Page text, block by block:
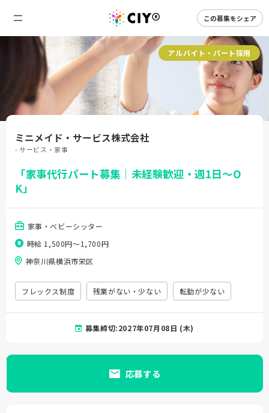
この募集をシェア
アルバイト・パート採用
ミニメイド・サービス株式会社
- サービス・家事
「家事代行パート募集｜未経験歓迎・週1日～O
K」
家事・ベビーシッター
時給 1,500円〜1,700円
神奈川県横浜市栄区
フレックス制度 残業がない・少ない 転勤が少ない
募集締切:2027年07月08日 (木)
応募する